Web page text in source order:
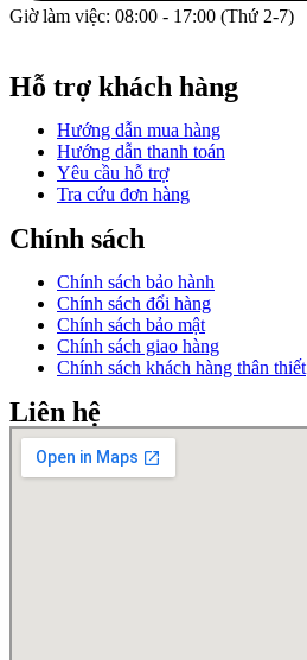
Giờ làm việc: 08:00 - 17:00 (Thứ 2-7)
Hỗ trợ khách hàng
Hướng dẫn mua hàng
Hướng dẫn thanh toán
Yêu cầu hỗ trợ
Tra cứu đơn hàng
Chính sách
Chính sách bảo hành
Chính sách đổi hàng
Chính sách bảo mật
Chính sách giao hàng
Chính sách khách hàng thân thiết
Liên hệ
Facebook
Instagram
Email
Youtube